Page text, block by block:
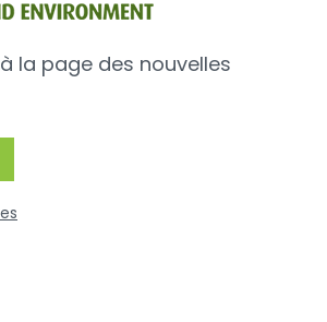
la page des nouvelles